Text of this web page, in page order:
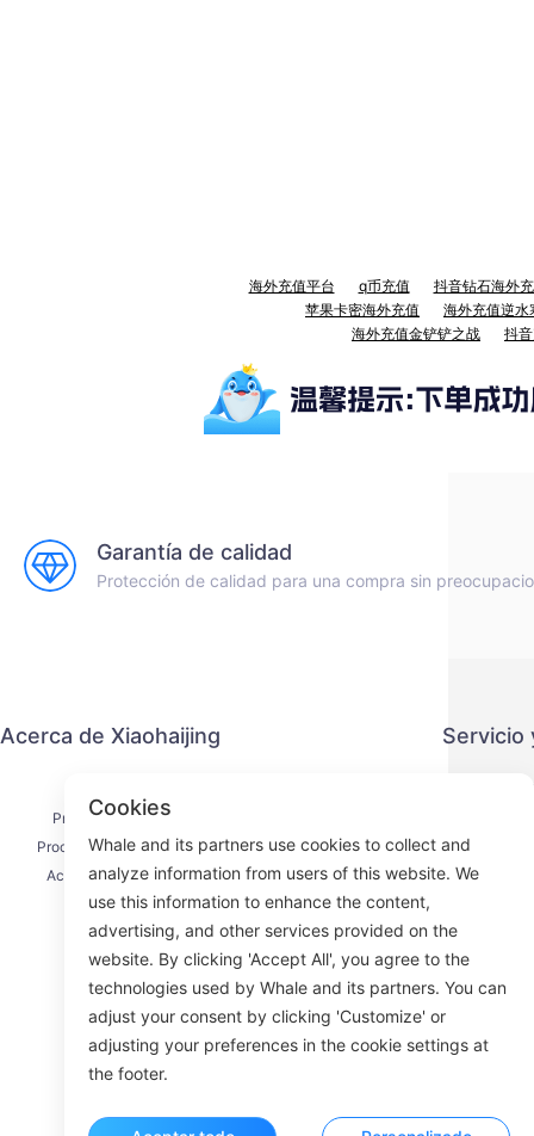
海外充值平台 q币充值
抖音钻石海外
苹果卡密海外充值
海外充值逆水
海外充值金铲铲之战
抖
Garantía de calidad
Protección de calidad para una compra sin
Acerca de Xiaohaijing
Proceso de envío
Proceso de reembolso
Acerca de nosotros
Servicio
ROOM
Cookies
Whale and its partners use cookies to collect and
analyze information from users of this website. We
use this information to enhance the content,
advertising, and other services provided on the
website. By clicking 'Accept All', you agree to the
technologies used by Whale and its partners. You can
adjust your consent by clicking 'Customize' or
adjusting your preferences in the cookie settings at
the footer.